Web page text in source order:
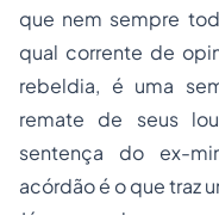
que nem sempre
qual corrente de
rebeldia, é uma
remate de seus
sentença do ex-
acórdão é o que traz